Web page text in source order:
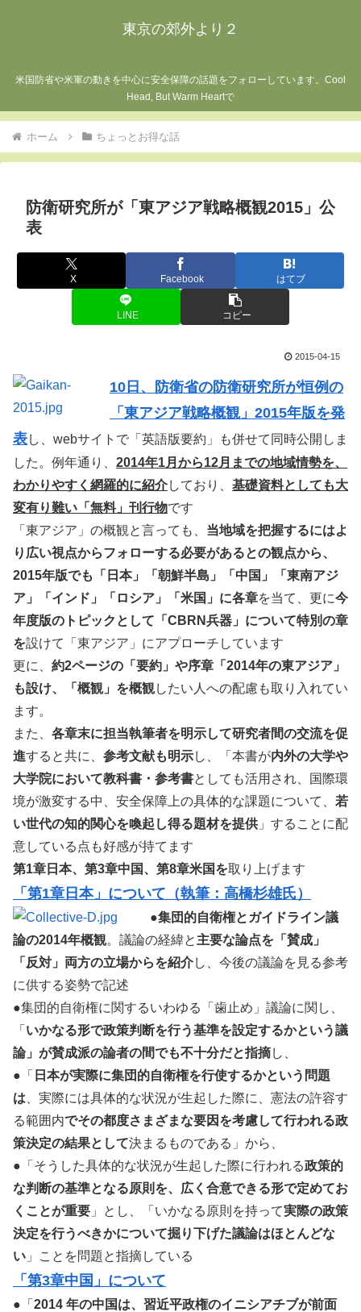
東京の郊外より２
米国防省や米軍の動きを中心に安全保障の話題をフォローしています。Cool
Head, But Warm Heartで
ホーム ちょっとお得な話
防衛研究所が「東アジア戦略概観2015」公
表
X Facebook はてブ
LINE コピー
2015-04-15
10日、防衛省の防衛研究所が恒例の
「東アジア戦略概観」2015年版を発
表し、webサイトで「英語版要約」も併せて同時公開しま
した。例年通り、 2014年1月から12月までの地域情勢を、
わかりやすく網羅的に紹介しており、 基礎資料としても大
変有り難い「無料」刊行物です
「東アジア」の概観と言っても、 当地域を把握するにはよ
り広い視点からフォローする必要があるとの観点から、
2015年版でも「日本」「朝鮮半島」「中国」「東南アジ
ア」「インド」「ロシア」「米国」に各章を当て、更に今
年度版のトピックとして「CBRN兵器」について特別の章
を設けて「東アジア」にアプローチしています
更に、 約2ページの「要約」や序章「2014年の東アジア」
も設け、「概観」を概観したい人への配慮も取り入れてい
ます。
また、 各章末に担当執筆者を明示して研究者間の交流を促
進すると共に、 参考文献も明示し、「本書が内外の大学や
大学院において教科書・参考書としても活用され、国際環
境が激変する中、安全保障上の具体的な課題について、 若
い世代の知的関心を喚起し得る題材を提供 」することに配
意している点も好感が持てます
第1章日本、第3章中国、第8章米国を取り上げます
「第1章日本」について（執筆：高橋杉雄氏）
●集団的自衛権とガイドライン議
論の2014年概観。議論の経緯と 主要な論点を「賛成」
「反対」両方の立場からを紹介し、今後の議論を見る参考
に供する姿勢で記述
●集団的自衛権に関するいわゆる「歯止め」議論に関し、
「 いかなる形で政策判断を行う基準を設定するかという議
論」が賛成派の論者の間でも不十分だと指摘し、
●「 日本が実際に集団的自衛権を行使するかという問題
は 、実際には具体的な状況が生起した際に、憲法の許容す
る範囲内でその都度さまざまな要因を考慮して行われる政
策決定の結果として決まるものである」から、
●「そうした具体的な状況が生起した際に行われる政策的
な判断の基準となる原則を、広く合意できる形で定めてお
くことが重要 」とし、「いかなる原則を持って実際の政策
決定を行うべきかについて掘り下げた議論はほとんどな
い 」ことを問題と指摘している
「第3章中国」について
●「 2014 年の中国は、習近平政権のイニシアチブが前面